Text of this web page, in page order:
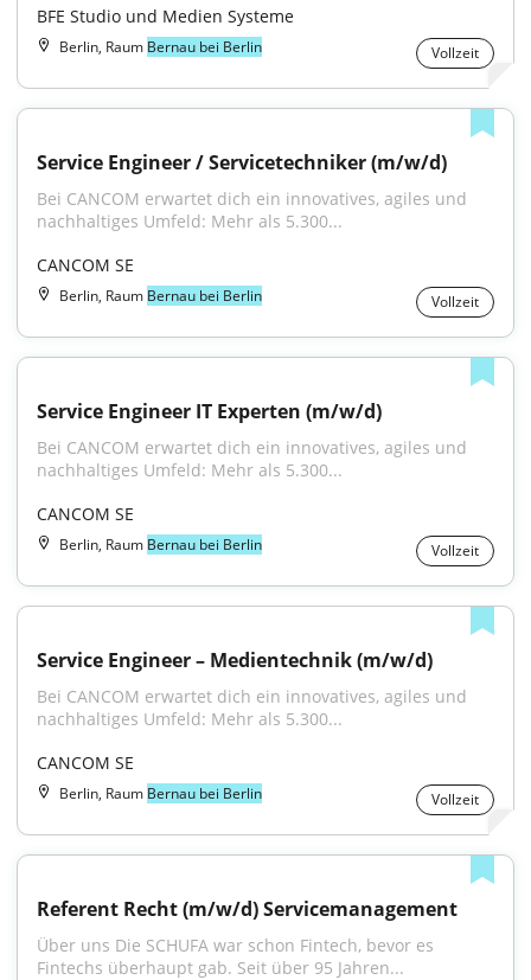
BFE Studio und Medien Systeme
Berlin, Raum Bernau bei Berlin Vollzeit
Service Engineer / Servicetechniker (m/w/d)
Bei CANCOM erwartet dich ein innovatives, agiles und
nachhaltiges Umfeld: Mehr als 5.300...
CANCOM SE
Berlin, Raum Bernau bei Berlin Vollzeit
Service Engineer IT Experten (m/w/d)
Bei CANCOM erwartet dich ein innovatives, agiles und
nachhaltiges Umfeld: Mehr als 5.300...
CANCOM SE
Berlin, Raum Bernau bei Berlin Vollzeit
Service Engineer – Medientechnik (m/w/d)
Bei CANCOM erwartet dich ein innovatives, agiles und
nachhaltiges Umfeld: Mehr als 5.300...
CANCOM SE
Berlin, Raum Bernau bei Berlin Vollzeit
Referent Recht (m/w/d) Servicemanagement
Über uns Die SCHUFA war schon Fintech, bevor es
Fintechs überhaupt gab. Seit über 95 Jahren...